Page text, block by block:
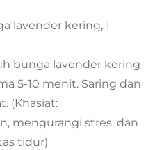
lavender kering, 1
bunga lavender kering
5-10 menit. Saring dan
(Khasiat:
mengurangi stres, dan
tidur)